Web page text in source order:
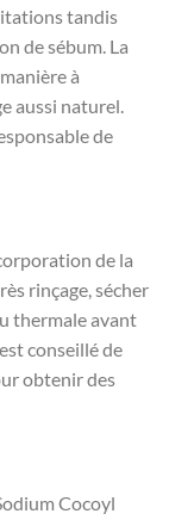
tandis
de sébum. La
à
aussi naturel.
de
de la
rinçage, sécher
thermale avant
conseillé de
obtenir des
Cocoyl